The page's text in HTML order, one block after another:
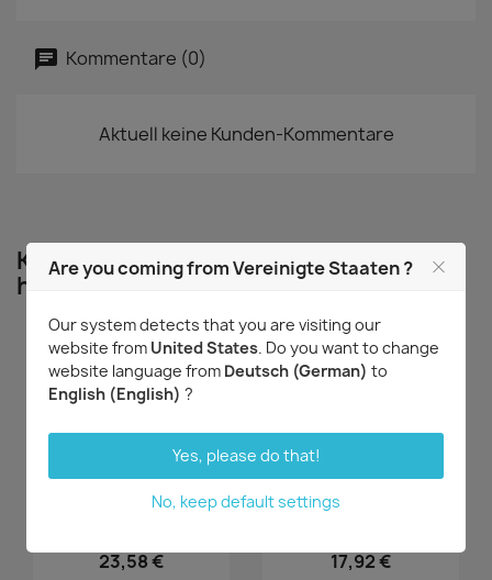
Kommentare (0)
Aktuell keine Kunden-Kommentare
Kunden, die diesen Artikel gekauft
haben, kauften auch ...
23,58 € 17,92 €
Are you coming from Vereinigte Staaten ?
Our system detects that you are visiting our
website from United States. Do you want to change
website language from Deutsch (German) to
English (English) ?
Yes, please do that!
No, keep default settings